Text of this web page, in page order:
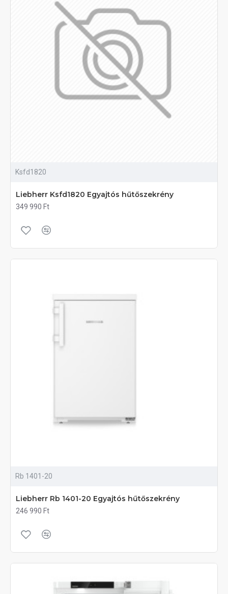
Ksfd1820
Liebherr Ksfd1820 Egyajtós hűtőszekrény
349 990 Ft
Rb 1401-20
Liebherr Rb 1401-20 Egyajtós hűtőszekrény
246 990 Ft